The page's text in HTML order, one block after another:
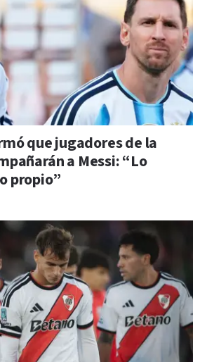
que jugadores de la
a Messi: “Lo
propio”